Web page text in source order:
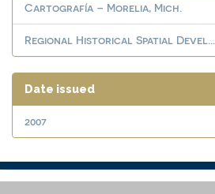
Cartografía – Morelia, Mich.
Regional Historical Spatial Devel...
Date issued
2007